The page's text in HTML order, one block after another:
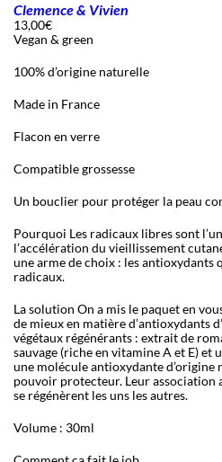
Clemence & Vivien
13,00€
Vegan & green
100% d’origine naturelle
Made in France
Flacon en verre
Compatible grossesse
Un bouclier pour protéger la peau
Pourquoi Les radicaux libres sont
l’accélération du vieillissement
une arme de choix : les antioxydants
radicaux.
La solution On a mis le paquet en
de mieux en matière d’antioxydants
végétaux régénérants : extrait de
sauvage (riche en vitamine A et E) et
une molécule antioxydante d’origine
pouvoir protecteur. Leur association
se régénèrent les uns les autres.
Volume : 30ml